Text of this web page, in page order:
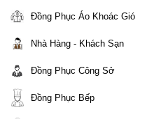
Đồng Phục Áo Khoác Gió
Nhà Hàng - Khách Sạn
Đồng Phục Công Sở
Đồng Phục Bếp